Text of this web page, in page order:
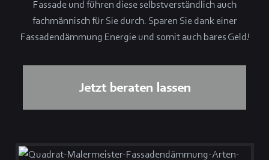
Fassade und führen diese selbstverständlich auch
fachmännisch für Sie durch. Sparen Sie dank einer
Fassadendämmung Energie und somit auch bares Geld!
Jetzt beraten lassen